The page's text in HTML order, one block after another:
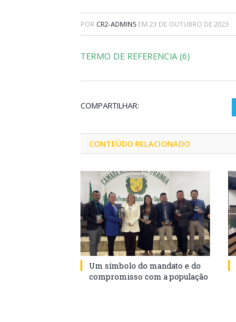
POR CR2-ADMIN5 EM 23 DE OUTUBRO DE 2023
TERMO DE REFERENCIA (6)
COMPARTILHAR:
CONTEÚDO RELACIONADO
Um símbolo do mandato e do
compromisso com a população